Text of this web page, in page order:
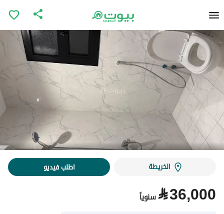
الخريطة اطلب فيديو
⃁36,000 سنوياً